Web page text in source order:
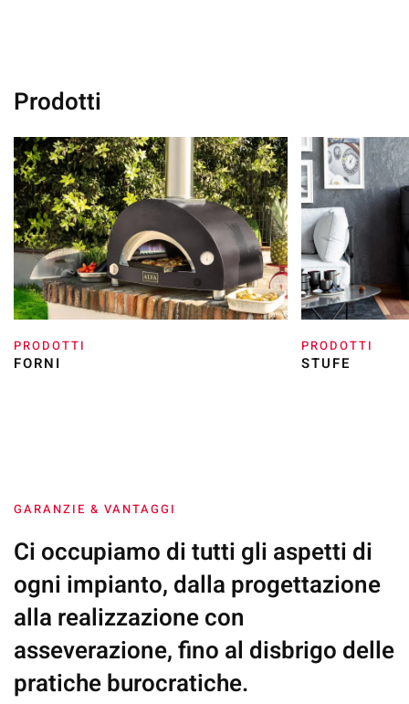
Prodotti
PRODOTTI
GARANZIE & VANTAGGI
Ci occupiamo di tutti gli aspetti di
ogni impianto, dalla progettazione
alla realizzazione con
asseverazione, fino al disbrigo delle
pratiche burocratiche.